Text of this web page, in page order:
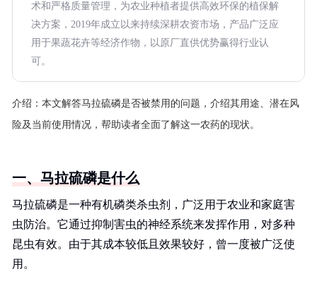
术和严格质量管理，为农业种植者提供高效环保的植保解
决方案，2019年成立以来持续深耕农资市场，产品广泛应
用于果蔬花卉等经济作物，以原厂直供优势赢得行业认
可。
介绍： 本文解答马拉硫磷是否被禁用的问题，介绍其用途、潜在风
险及当前使用情况，帮助读者全面了解这一农药的现状。
一、马拉硫磷是什么
马拉硫磷是一种有机磷类杀虫剂，广泛用于农业和家庭害
虫防治。它通过抑制害虫的神经系统来发挥作用，对多种
昆虫有效。由于其成本较低且效果较好，曾一度被广泛使
用。